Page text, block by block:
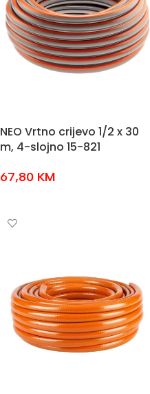
NEO Vrtno crijevo 1/2 x 30
m, 4-slojno 15-821
67,80 KM